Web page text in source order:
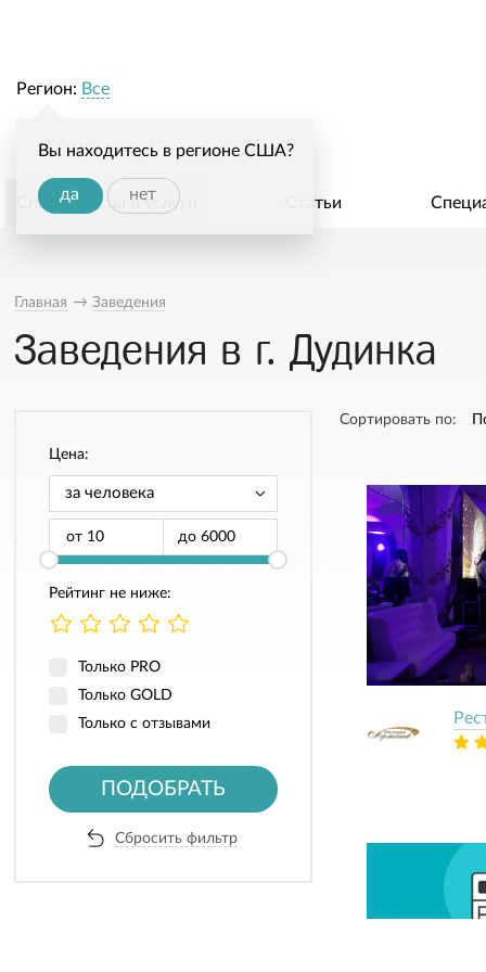
Регион: Все
Вы находитесь в регионе США?
да нет
Специалисты и услуги Статьи
Главная → Заведения
Заведения в г. Дудинка
Цена:
от до
Рейтинг не ниже:
Только PRO
Только GOLD
Только с отзывами
ПОДОБРАТЬ
Сбросить фильтр
Сортировать по: